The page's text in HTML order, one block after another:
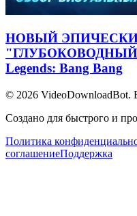
НОВЫЙ
Legends: Bang Bang
© 2026 VideoDownloadBot.
Создано для быстрого и
Политика
соглашениеПоддержка